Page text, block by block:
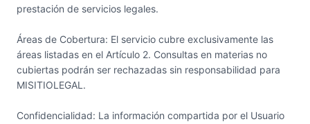
prestación de servicios legales.
Áreas de Cobertura: El servicio cubre exclusivamente las
áreas listadas en el Artículo 2. Consultas en materias no
cubiertas podrán ser rechazadas sin responsabilidad para
MISITIOLEGAL.
Confidencialidad: La información compartida por el Usuario